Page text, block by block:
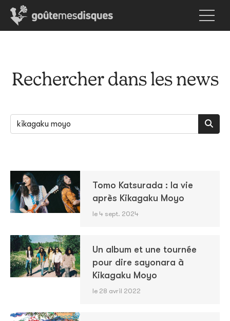
Rechercher dans les news
Tomo Katsurada : la vie
après Kikagaku Moyo
le 4 sept. 2024
Un album et une tournée
pour dire sayonara à
Kikagaku Moyo
le 28 avril 2022